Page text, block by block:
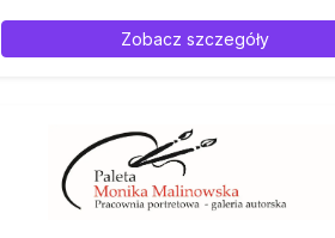
Zobacz szczegóły